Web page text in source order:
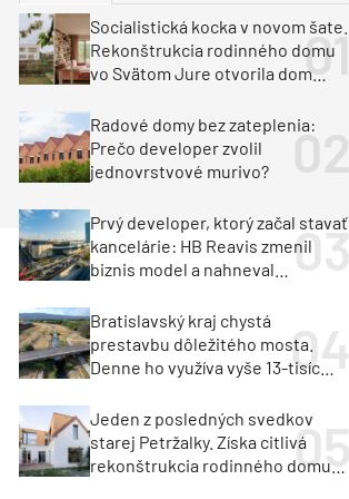
Klimatizácia a vetranie
Milan Murcka
Socialistická kocka v novom šate.
Rekonštrukcia rodinného domu
vo Svätom Jure otvorila dom
Radové domy bez zateplenia:
Prečo developer zvolil
jednovrstvové murivo?
Prvý developer, ktorý začal stavať
kancelárie: HB Reavis zmenil
biznis model a nahneval
Bratislavský kraj chystá
prestavbu dôležitého mosta.
Denne ho využíva vyše 13-tisíc
Jeden z posledných svedkov
starej Petržalky. Získa citlivá
rekonštrukcia rodinného domu